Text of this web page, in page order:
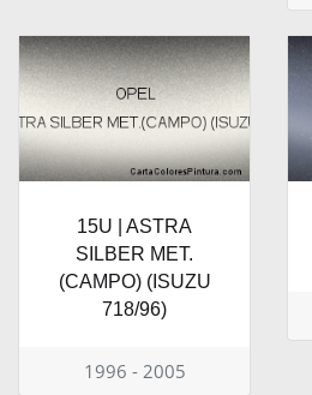
15U | ASTRA
SILBER MET.
(CAMPO) (ISUZU
718/96)
1996 - 2005